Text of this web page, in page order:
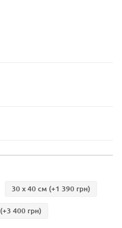
30 х 40 см (+1 390 грн)
(+3 400 грн)